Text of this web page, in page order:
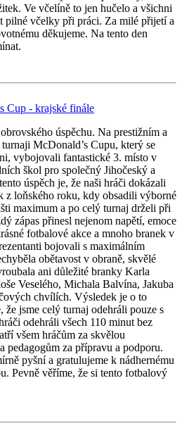
Ve včelíně to jen hučelo a všichni
pilné včelky při práci. Za milé přijetí a
děkujeme. Na tento den
Cup - krajské finále
úspěchu. Na prestižním a
McDonald’s Cupu, který se
vybojovali fantastické 3. místo v
škol pro společný Jihočeský a
úspěch je, že naši hráči dokázali
z loňského roku, kdy obsadili výborné
maximum a po celý turnaj drželi při
zápas přinesl nejenom napětí, emoce
fotbalové akce a mnoho branek v
bojovali s maximálním
obětavost v obraně, skvělé
ani důležité branky Karla
Veselého, Michala Balvína, Jakuba
chvílích. Výsledek je o to
že jsme celý turnaj odehráli pouze s
odehráli všech 110 minut bez
všem hráčům za skvělou
pedagogům za přípravu a podporu.
pyšní a gratulujeme k nádhernému
Pevně věříme, že si tento fotbalový